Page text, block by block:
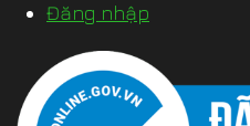
Đăng nhập